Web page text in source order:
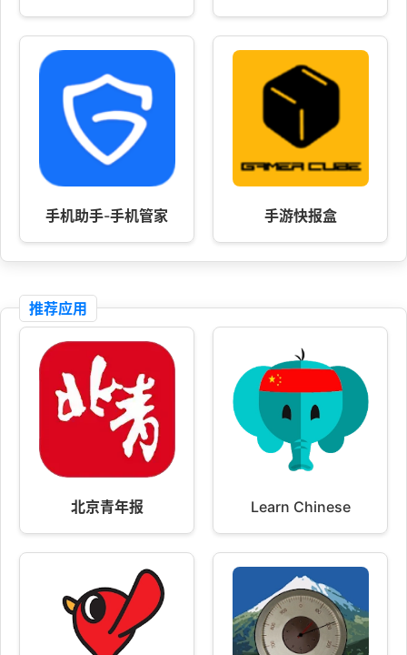
手机助手-手机管家 手游快报盒
推荐应用
北京青年报 Learn Chinese